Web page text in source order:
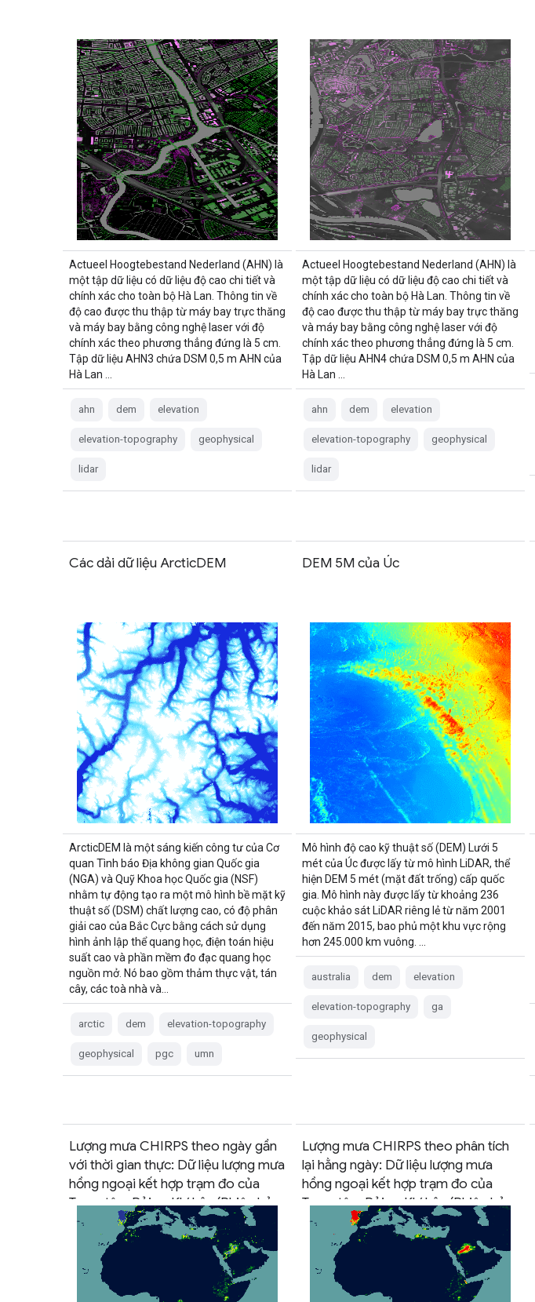
Actueel Hoogtebestand Nederland (AHN) là
một tập dữ liệu có dữ liệu độ cao chi tiết và
chính xác cho toàn bộ Hà Lan. Thông tin về
độ cao được thu thập từ máy bay trực thăng
và máy bay bằng công nghệ laser với độ
chính xác theo phương thẳng đứng là 5 cm.
Tập dữ liệu AHN3 chứa DSM 0,5 m AHN của
Hà Lan …
ahn dem elevation
elevation-topography geophysical
lidar
Actueel Hoogtebestand Nederland (AHN) là
một tập dữ liệu có dữ liệu độ cao chi tiết và
chính xác cho toàn bộ Hà Lan. Thông tin về
độ cao được thu thập từ máy bay trực thăng
và máy bay bằng công nghệ laser với độ
chính xác theo phương thẳng đứng là 5 cm.
Tập dữ liệu AHN4 chứa DSM 0,5 m AHN của
Hà Lan …
ahn dem elevation
elevation-topography geophysical
lidar
Các dải dữ liệu ArcticDEM
ArcticDEM là một sáng kiến công tư của Cơ
quan Tình báo Địa không gian Quốc gia
(NGA) và Quỹ Khoa học Quốc gia (NSF)
nhằm tự động tạo ra một mô hình bề mặt kỹ
thuật số (DSM) chất lượng cao, có độ phân
giải cao của Bắc Cực bằng cách sử dụng
hình ảnh lập thể quang học, điện toán hiệu
suất cao và phần mềm đo đạc quang học
nguồn mở. Nó bao gồm thảm thực vật, tán
cây, các toà nhà và…
arctic dem elevation-topography
geophysical pgc umn
DEM 5M của Úc
Mô hình độ cao kỹ thuật số (DEM) Lưới 5
mét của Úc được lấy từ mô hình LiDAR, thể
hiện DEM 5 mét (mặt đất trống) cấp quốc
gia. Mô hình này được lấy từ khoảng 236
cuộc khảo sát LiDAR riêng lẻ từ năm 2001
đến năm 2015, bao phủ một khu vực rộng
hơn 245.000 km vuông. …
australia dem elevation
elevation-topography ga
geophysical
Lượng mưa CHIRPS theo ngày gần
với thời gian thực: Dữ liệu lượng mưa
hồng ngoại kết hợp trạm đo của
Trung tâm Rủi ro Khí hậu (Phiên bản
3.0, dựa trên IMERG)
Lượng mưa CHIRPS theo phân tích
lại hằng ngày: Dữ liệu lượng mưa
hồng ngoại kết hợp trạm đo của
Trung tâm Rủi ro Khí hậu (Phiên bản
3.0, dựa trên ERA5)